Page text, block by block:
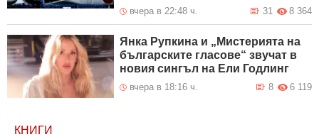
вчера в 22:48 ч. 8 364
31
Янка Рупкина и „Мистерията на
българските гласове“ звучат в
новия сингъл на Ели Годлинг
вчера в 18:16 ч. 6 119
8
КНИГИ